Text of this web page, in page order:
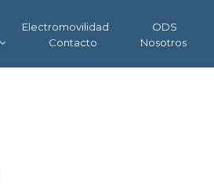
Electromovilidad
ODS
Contacto
Nosotros